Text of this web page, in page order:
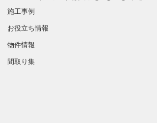
施工事例
お役立ち情報
物件情報
間取り集